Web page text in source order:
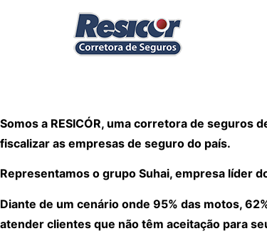
Somos a RESICÓR, uma corretora de seguros
fiscalizar as empresas de seguro do país.
Representamos o grupo Suhai, empresa líder
Diante de um cenário onde 95% das motos,
atender clientes que não têm aceitação para